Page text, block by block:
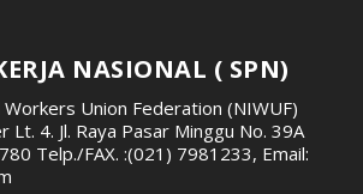
NASIONAL ( SPN)
Union Federation (NIWUF)
Lt. 4. Jl. Raya Pasar Minggu No. 39A
Telp./FAX. :(021) 7981233, Email: